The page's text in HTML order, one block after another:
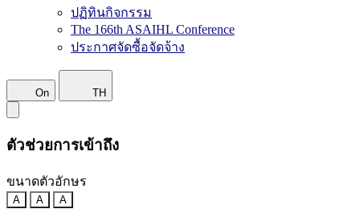
ปฏิทินกิจกรรม
The 166th ASAIHL Conference
ประกาศจัดซื้อจัดจ้าง
On TH
ตัวช่วยการเข้าถึง
ขนาดตัวอักษร
A A A